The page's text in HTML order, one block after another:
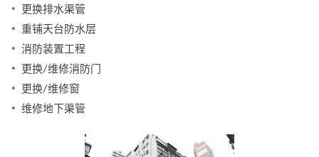
更换排水渠管
重铺天台防水层
消防装置工程
更换/维修消防门
更换/维修窗
维修地下渠管